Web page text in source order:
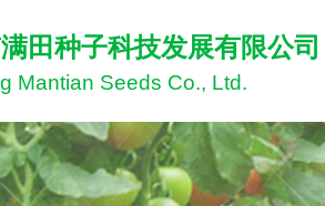
田种子科技发展有限公司
Mantian Seeds Co., Ltd.